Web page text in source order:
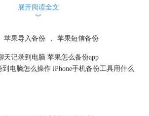
图1：备份
好“备份位置”后，点击右下角的“备份”，就可
了。
展开阅读全文
︾
苹果导入备份 ， 苹果短信备份
天记录到电脑 苹果怎么备份app
到电脑怎么操作 iPhone手机备份工具用什么